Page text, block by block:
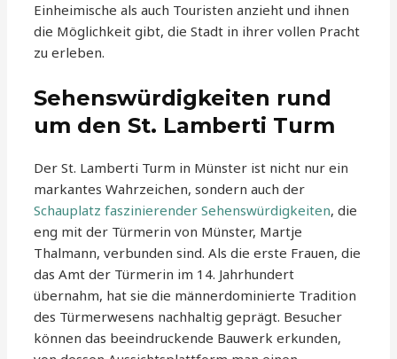
Einheimische als auch Touristen anzieht und ihnen
die Möglichkeit gibt, die Stadt in ihrer vollen Pracht
zu erleben.
Sehenswürdigkeiten rund
um den St. Lamberti Turm
Der St. Lamberti Turm in Münster ist nicht nur ein
markantes Wahrzeichen, sondern auch der
Schauplatz faszinierender Sehenswürdigkeiten, die
eng mit der Türmerin von Münster, Martje
Thalmann, verbunden sind. Als die erste Frauen, die
das Amt der Türmerin im 14. Jahrhundert
übernahm, hat sie die männerdominierte Tradition
des Türmerwesens nachhaltig geprägt. Besucher
können das beeindruckende Bauwerk erkunden,